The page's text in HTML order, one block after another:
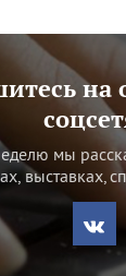
на
мы
выставках,